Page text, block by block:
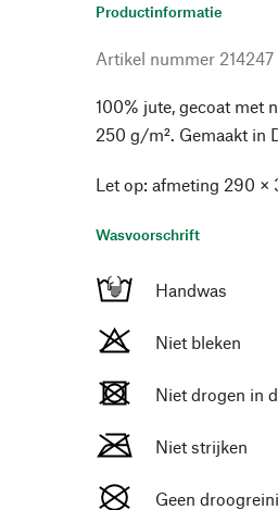
Productinformatie
Artikel nummer 214247
100% jute, gecoat met
250 g/m². Gemaakt in
Let op: afmeting 290 ×
Wasvoorschrift
Handwas
Niet bleken
Niet drogen in
Niet strijken
Geen